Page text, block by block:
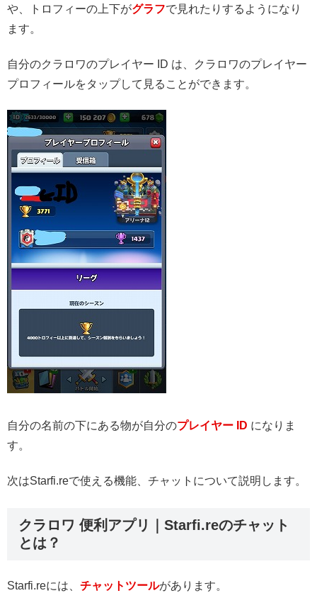
や、
トロフィーの上下がグラフで見れたりするようになり
ます。
自分のクラロワのプレイヤー ID は、クラロワのプレイヤー
プロフィールをタップして 見ることができます。
自分の名前の下にある物が自分のプレイヤー ID になりま
す。
次はStarfi.reで使える機能、チャットについて説明します。
クラロワ 便利アプリ｜Starfi.reのチャット
とは？
Starfi.reには、 チャットツールがあります。